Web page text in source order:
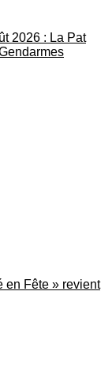
2026 : La Pat
en Fête » revient